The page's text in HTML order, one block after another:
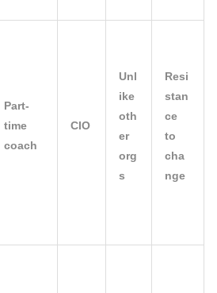
Part-
time
coach
CIO
Unl
ike
oth
er
org
s
Resi
stan
ce
to
cha
nge